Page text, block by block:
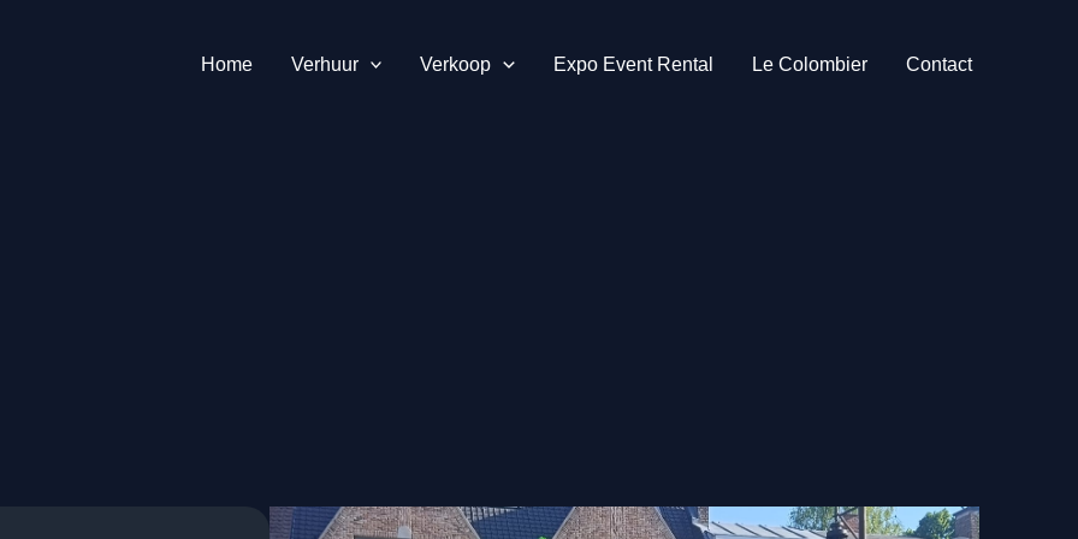
Home Verhuur Verkoop Expo Event Rental Le Colombier Contact